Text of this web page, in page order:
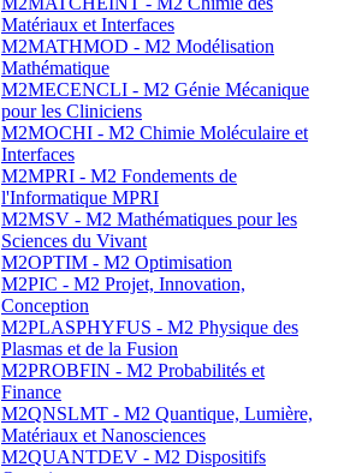
Matériaux et Interfaces
M2MATHMOD - M2 Modélisation
Mathématique
M2MECENCLI - M2 Génie Mécanique
pour les Cliniciens
M2MOCHI - M2 Chimie Moléculaire et
Interfaces
M2MPRI - M2 Fondements de
l'Informatique MPRI
M2MSV - M2 Mathématiques pour les
Sciences du Vivant
M2OPTIM - M2 Optimisation
M2PIC - M2 Projet, Innovation,
Conception
M2PLASPHYFUS - M2 Physique des
Plasmas et de la Fusion
M2PROBFIN - M2 Probabilités et
Finance
M2QNSLMT - M2 Quantique, Lumière,
Matériaux et Nanosciences
M2QUANTDEV - M2 Dispositifs